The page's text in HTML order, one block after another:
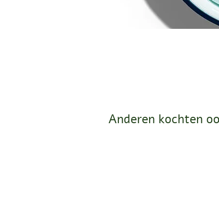
Anderen kochten